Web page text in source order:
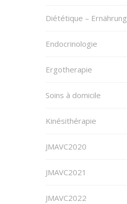
Diététique – Ernährung
Endocrinologie
Ergotherapie
Soins à domicile
Kinésithérapie
JMAVC2020
JMAVC2021
JMAVC2022